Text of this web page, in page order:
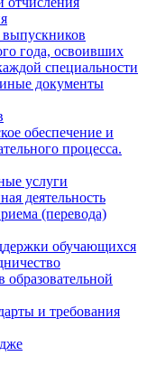
выпускников
года, освоивших
специальности
документы
обеспечение и
процесса.
услуги
деятельность
(перевода)
обучающихся
и требования